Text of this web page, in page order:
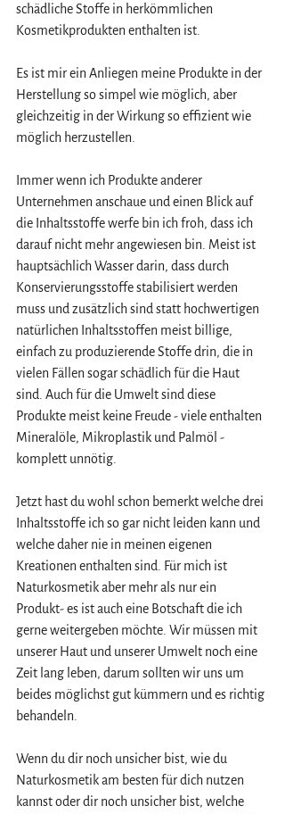
schädliche Stoffe in herkömmlichen
Kosmetikprodukten enthalten ist.
Es ist mir ein Anliegen meine Produkte in der
Herstellung so simpel wie möglich, aber
gleichzeitig in der Wirkung so effizient wie
möglich herzustellen.
Immer wenn ich Produkte anderer
Unternehmen anschaue und einen Blick auf
die Inhaltsstoffe werfe bin ich froh, dass ich
darauf nicht mehr angewiesen bin. Meist ist
hauptsächlich Wasser darin, dass durch
Konservierungsstoffe stabilisiert werden
muss und zusätzlich sind statt hochwertigen
natürlichen Inhaltsstoffen meist billige,
einfach zu produzierende Stoffe drin, die in
vielen Fällen sogar schädlich für die Haut
sind. Auch für die Umwelt sind diese
Produkte meist keine Freude - viele enthalten
Mineralöle, Mikroplastik und Palmöl -
komplett unnötig.
Jetzt hast du wohl schon bemerkt welche drei
Inhaltsstoffe ich so gar nicht leiden kann und
welche daher nie in meinen eigenen
Kreationen enthalten sind. Für mich ist
Naturkosmetik aber mehr als nur ein
Produkt- es ist auch eine Botschaft die ich
gerne weitergeben möchte. Wir müssen mit
unserer Haut und unserer Umwelt noch eine
Zeit lang leben, darum sollten wir uns um
beides möglichst gut kümmern und es richtig
behandeln.
Wenn du dir noch unsicher bist, wie du
Naturkosmetik am besten für dich nutzen
kannst oder dir noch unsicher bist, welche